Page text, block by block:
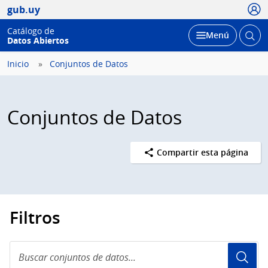
gub.uy
Catálogo de
Datos Abiertos
Desplegar
Menú Abrir
Inicio Conjuntos de Datos
Conjuntos de Datos
Compartir esta página
Filtros
conjuntos